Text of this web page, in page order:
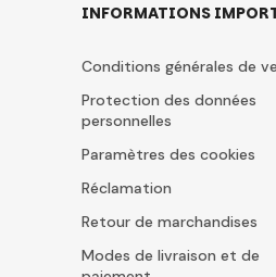
INFORMATIONS
Conditions générales de
Protection des données
personnelles
Paramètres des cookies
Réclamation
Retour de marchandises
Modes de livraison et de